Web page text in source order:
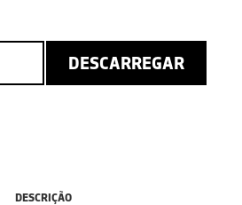
DESCARREGAR
DESCRIÇÃO